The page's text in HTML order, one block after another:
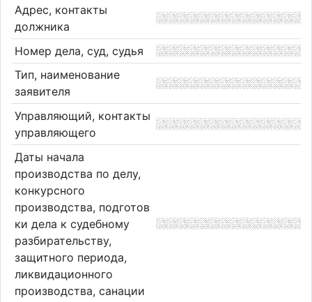
Адрес, контакты
должника
Номер дела, суд, судья
Тип, наименование
заявителя
Управляющий, контакты
управляющего
Даты начала
производства по делу,
конкурсного
производства, подготов
ки дела к судебному
разбирательству,
защитного периода,
ликвидационного
производства, санации